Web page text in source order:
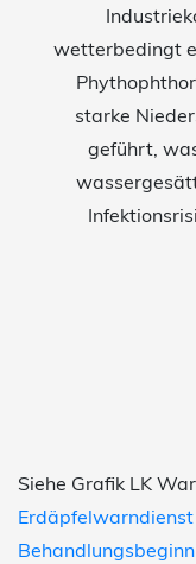
wetterbedingt
starke
geführt,
Siehe Grafik LK